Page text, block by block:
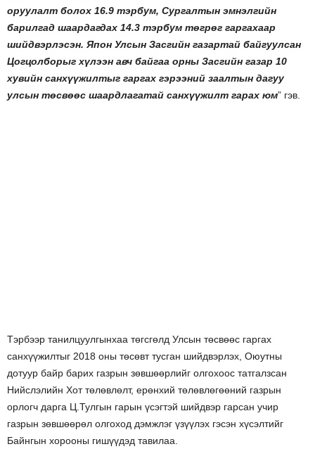
оруулалт болох 16.9 тэрбум, Сургалтын эмнэлгийн
барилгад шаардагдах 14.3 тэрбум төгрөг гаргахаар
шийдвэрлэсэн. Япон Улсын Засгийн газартай байгуулсан
Цогцолборыг хүлээн авч байгаа орны Засгийн газар 10
хувийн санхүүжилтыг гаргах гэрээний заалтын дагуу
улсын төсвөөс шаардлагатай санхүүжилт гарах юм” гэв.
Тэрбээр танилцуулгынхаа төгсгөлд Улсын төсвөөс гаргах
санхүүжилтыг 2018 оны төсөвт тусган шийдвэрлэх, Оюутны
дотуур байр барих газрын зөвшөөрлийг олгохоос татгалзсан
Нийслэлийн Хот төлөвлөлт, ерөнхий төлөвлөгөөний газрын
орлогч дарга Ц.Тулгын гарын үсэгтэй шийдвэр гарсан учир
газрын зөвшөөрөл олгоход дэмжлэг үзүүлэх гэсэн хүсэлтийг
Байнгын хорооны гишүүдэд тавилаа.